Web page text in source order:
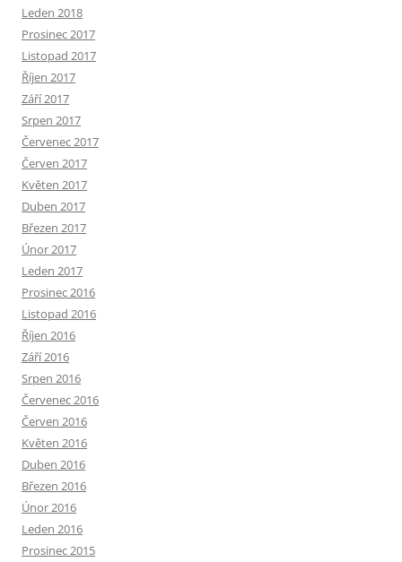
Leden 2018
Prosinec 2017
Listopad 2017
Říjen 2017
Září 2017
Srpen 2017
Červenec 2017
Červen 2017
Květen 2017
Duben 2017
Březen 2017
Únor 2017
Leden 2017
Prosinec 2016
Listopad 2016
Říjen 2016
Září 2016
Srpen 2016
Červenec 2016
Červen 2016
Květen 2016
Duben 2016
Březen 2016
Únor 2016
Leden 2016
Prosinec 2015